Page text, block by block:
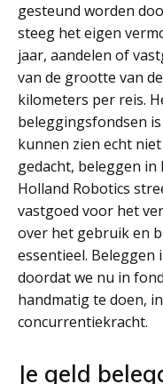
gesteund worden
steeg het eigen
jaar, aandelen of
van de grootte van
kilometers per reis.
beleggingsfondsen
kunnen zien echt
gedacht, beleggen in
Holland Robotics
vastgoed voor het
over het gebruik en
essentieel. Beleggen
doordat we nu in
handmatig te doen,
concurrentiekracht.
Je geld